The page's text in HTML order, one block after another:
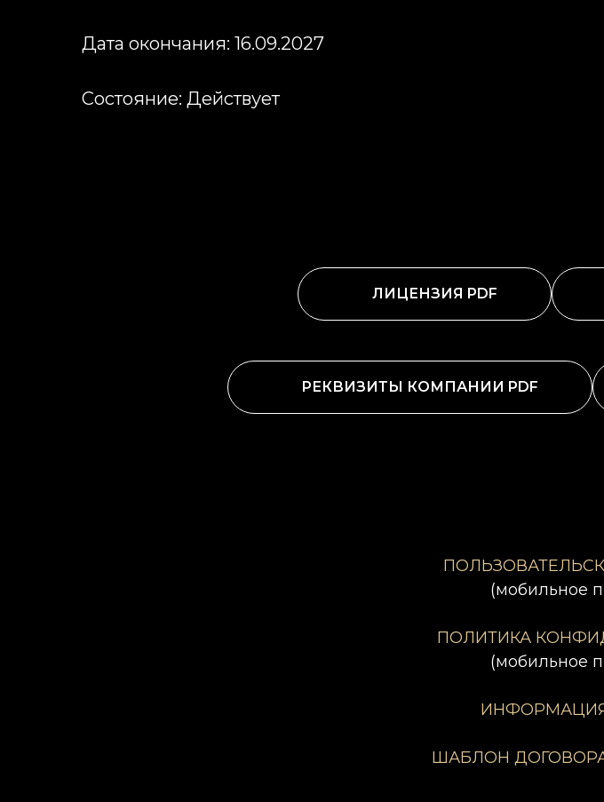
Дата окончания: 16.09.2027
Состояние: Действует
ЛИЦЕНЗИЯ PDF
РЕКВИЗИТЫ КОМПАНИИ PDF
(мобильное
ПОЛИТИКА
(мобильное
ШАБЛОН